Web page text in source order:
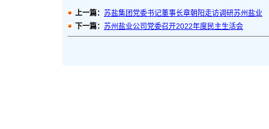
上一篇： 苏盐集团党委书记董事长章朝阳走访调研苏州盐业
下一篇： 苏州盐业公司党委召开2022年度民主生活会